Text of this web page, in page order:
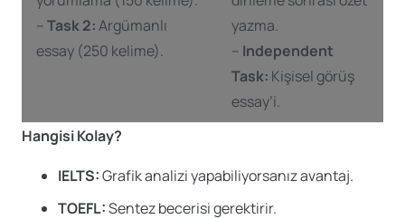
–Task 2:Argümanlı
essay (250 kelime).
yazma.
– Independent
Task: Kişisel görüş
essay’i.
Hangisi Kolay?
IELTS:Grafik analizi yapabiliyorsanız avantaj.
TOEFL:Sentez becerisi gerektirir.